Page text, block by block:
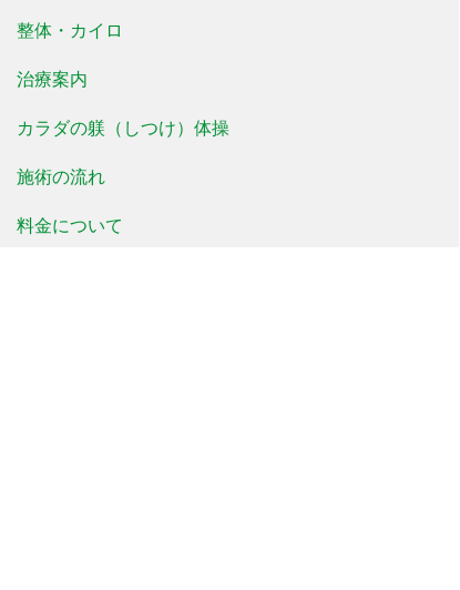
整体・カイロ
治療案内
カラダの躾（しつけ）体操
施術の流れ
料金について